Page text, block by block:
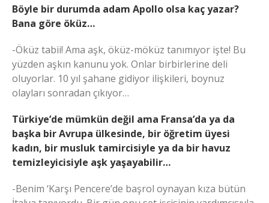
Böyle bir durumda adam Apollo olsa kaç yazar?
Bana göre öküz…
-Öküz tabii! Ama aşk, öküz-möküz tanımıyor işte! Bu
yüzden aşkın kanunu yok. Onlar birbirlerine deli
oluyorlar. 10 yıl şahane gidiyor ilişkileri, boynuz
olayları sonradan çıkıyor…
Türkiye’de mümkün değil ama Fransa’da ya da
başka bir Avrupa ülkesinde, bir öğretim üyesi
kadın, bir musluk tamircisiyle ya da bir havuz
temizleyicisiyle aşk yaşayabilir…
-Benim ‘Karşı Pencere’de başrol oynayan kıza bütün